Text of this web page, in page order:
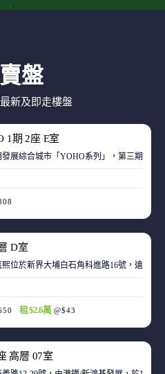
盤
新及即走樓盤
1期 2座 E室
D室
位於新界大埔白石角科進路16號，遠離
租 $2.6萬 @$43
高層 07室